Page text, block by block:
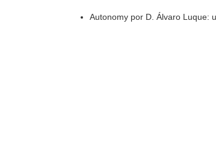
Autonomy por D. Álvaro Luque: